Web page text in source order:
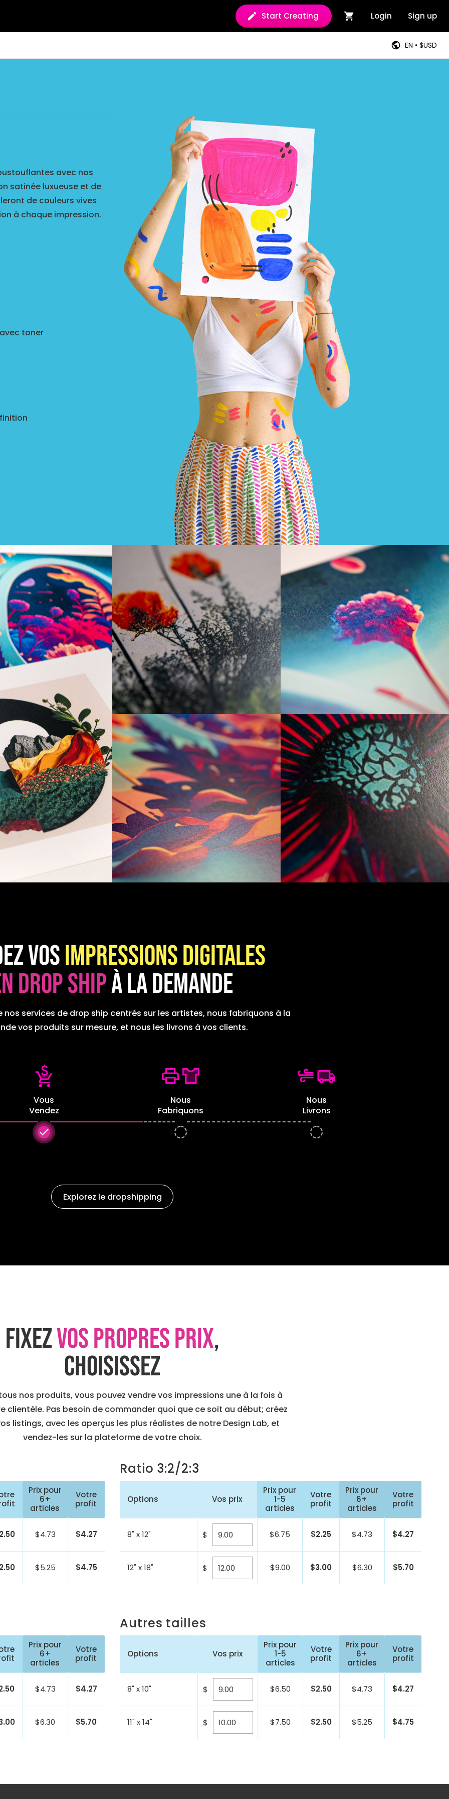
Start Creating Login Sign up
EN • $USD
avec nos
satinée luxueuse et de
de couleurs vives
à chaque impression.
toner
vosimpressions digitales
Drop shipà la demande
nos services de drop ship centrés sur les artistes, nous fabriquons à la
vos produits sur mesure, et nous les livrons à vos clients.
Vous
Vendez
done
Nous
Fabriquons
Nous
Livrons
Explorez le dropshipping
Fixezvos propres prix,
choisissez
nos produits, vous pouvez vendre vos impressions une à la fois à
clientèle. Pas besoin de commander quoi que ce soit au début; créez
listings, avec les aperçus les plus réalistes de notre Design Lab, et
vendez-les sur la plateforme de votre choix.
Prix pour
6+
articles
Votre
profit
$4.73 $4.27
$5.25 $4.75
Ratio 3:2/2:3
Options Vos prix
Prix pour
1-5
articles
Votre
profit
Prix pour
6+
articles
Votre
profit
8" x 12" $ $6.75 $2.25 $4.73 $4.27
12" x 18" $ $9.00 $3.00 $6.30 $5.70
Prix pour
6+
articles
Votre
profit
$4.73 $4.27
$6.30 $5.70
Autres tailles
Options Vos prix
Prix pour
1-5
articles
Votre
profit
Prix pour
6+
articles
Votre
profit
8" x 10" $ $6.50 $2.50 $4.73 $4.27
11" x 14" $ $7.50 $2.50 $5.25 $4.75